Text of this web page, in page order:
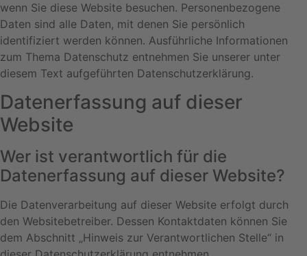
wenn Sie diese Website besuchen. Personenbezogene
Daten sind alle Daten, mit denen Sie persönlich
identifiziert werden können. Ausführliche Informationen
zum Thema Datenschutz entnehmen Sie unserer unter
diesem Text aufgeführten Datenschutzerklärung.
Datenerfassung auf dieser
Website
Wer ist verantwortlich für die
Datenerfassung auf dieser Website?
Die Datenverarbeitung auf dieser Website erfolgt durch
den Websitebetreiber. Dessen Kontaktdaten können Sie
dem Abschnitt „Hinweis zur Verantwortlichen Stelle“ in